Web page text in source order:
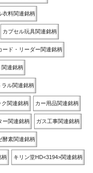
衣料関連銘柄
カプセル玩具関連銘柄
ード・リーダー関連銘柄
関連銘柄
ラル関連銘柄
ク関連銘柄 カー用品関連銘柄
ー関連銘柄 ガス工事関連銘柄
酵素関連銘柄
柄 キリン堂HD<3194>関連銘柄